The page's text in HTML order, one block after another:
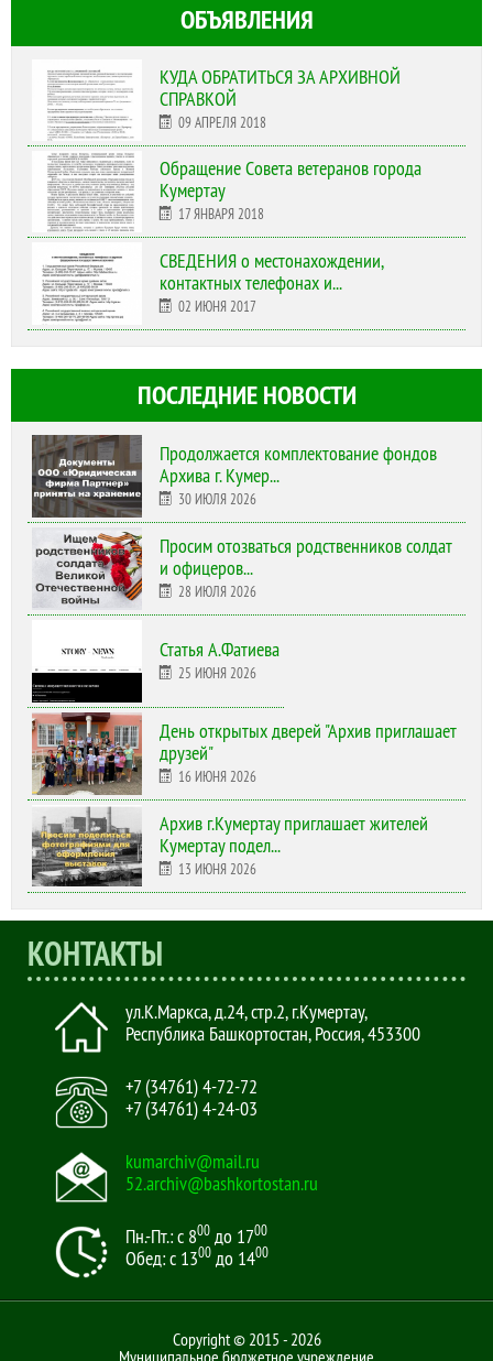
ОБЪЯВЛЕНИЯ
КУДА ОБРАТИТЬСЯ ЗА АРХИВНОЙ
СПРАВКОЙ
09 АПРЕЛЯ 2018
Обращение Совета ветеранов города
Кумертау
17 ЯНВАРЯ 2018
СВЕДЕНИЯ о местонахождении,
контактных телефонах и...
02 ИЮНЯ 2017
ПОСЛЕДНИЕ НОВОСТИ
Продолжается комплектование фондов
Архива г. Кумер...
30 ИЮЛЯ 2026
Просим отозваться родственников солдат
и офицеров...
28 ИЮЛЯ 2026
Статья А.Фатиева
25 ИЮНЯ 2026
День открытых дверей "Архив приглашает
друзей"
16 ИЮНЯ 2026
Архив г.Кумертау приглашает жителей
Кумертау подел...
13 ИЮНЯ 2026
КОНТАКТЫ
ул.К.Маркса, д.24, стр.2,г.Кумертау,
Республика Башкортостан, Россия,453300
+7 (34761) 4-72-72
+7 (34761) 4-24-03
kumarchiv@mail.ru
52.archiv@bashkortostan.ru
Пн.-Пт.: с 800 до 1700
Обед: с 1300 до 1400
Copyright © 2015 - 2026
Муниципальное бюджетное учреждение